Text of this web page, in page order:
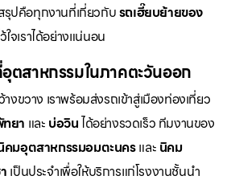
ปคือทุกงานที่เกี่ยวกับรถเฮี๊ยบย้ายของ
ใจเราได้อย่างแน่นอน
ตสาหกรรมในภาคตะวันออก
ขวาง เราพร้อมส่งรถเข้าสู่เมืองท่องเที่ยว
ยา และ บ่อวินได้อย่างรวดเร็ว ทีมงานของ
คมอุตสาหกรรมอมตะนครและ นิคม
เป็นประจำเพื่อให้บริการแก่โรงงานชั้นนำ